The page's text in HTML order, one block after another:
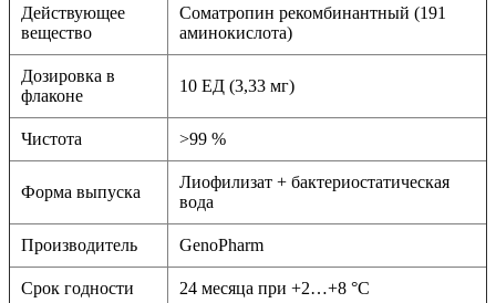
Действующее
вещество
Соматропин рекомбинантный (191
аминокислота)
Дозировка в
флаконе
10 ЕД (3,33 мг)
Чистота >99 %
Форма выпуска
Лиофилизат + бактериостатическая
вода
Производитель GenoPharm
Срок годности 24 месяца при +2…+8 °C